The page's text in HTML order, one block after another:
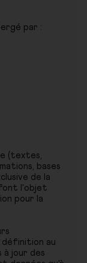
par :
(textes,
bases
de la
font l'objet
pour la
au
à jour des